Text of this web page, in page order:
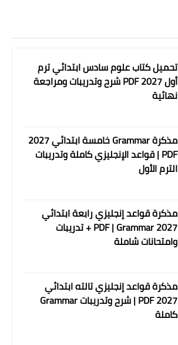
تحميل كتاب علوم سادس ابتدائي ترم
أول 2027 PDF شرح وتدريبات ومراجعة
نهائية
مذكرة Grammar خامسة ابتدائي 2027
PDF | قواعد الإنجليزي كاملة وتدريبات
الترم الأول
مذكرة قواعد إنجليزي رابعة ابتدائي
2027 PDF | Grammar + تدريبات
وامتحانات شاملة
مذكرة قواعد إنجليزي تالته ابتدائي
2027 PDF | شرح وتدريبات Grammar
كاملة